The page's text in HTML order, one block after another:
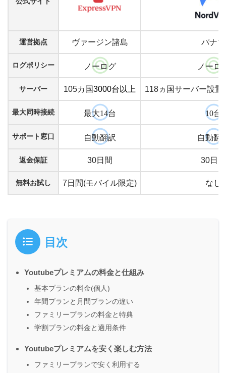
運営拠点 ヴァージン諸島 パナマ
ログポリシー ノーログ ノーロ
サーバー 105カ国3000台以上 118ヵ国サーバー設置
最大同時接続 最大14台 10台
サポート窓口 自動翻訳 自動翻
返金保証 30日間 30日間
無料お試し 7日間(モバイル限定) なし
目次
Youtubeプレミアムの料金と仕組み
基本プランの料金(個人)
年間プランと月間プランの違い
ファミリープランの料金と特典
学割プランの料金と適用条件
Youtubeプレミアムを安く楽しむ方法
ファミリープランで安く利用する